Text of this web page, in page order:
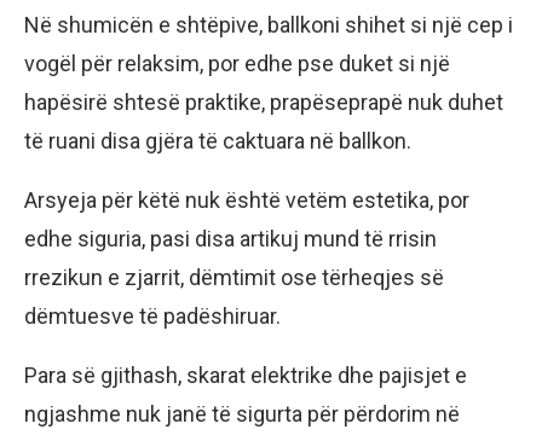
Në shumicën e shtëpive, ballkoni shihet si një cep i
vogël për relaksim, por edhe pse duket si një
hapësirë shtesë praktike, prapëseprapë nuk duhet
të ruani disa gjëra të caktuara në ballkon.
Arsyeja për këtë nuk është vetëm estetika, por
edhe siguria, pasi disa artikuj mund të rrisin
rrezikun e zjarrit, dëmtimit ose tërheqjes së
dëmtuesve të padëshiruar.
Para së gjithash, skarat elektrike dhe pajisjet e
ngjashme nuk janë të sigurta për përdorim në